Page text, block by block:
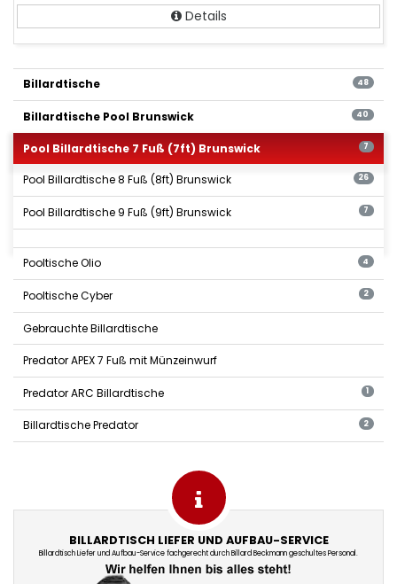
Details
Billardtische 48
Billardtische Pool Brunswick 40
Pool Billardtische 7 Fuß (7ft) Brunswick 7
Pool Billardtische 8 Fuß (8ft) Brunswick 26
Pool Billardtische 9 Fuß (9ft) Brunswick 7
Pooltische Olio 4
Pooltische Cyber 2
Gebrauchte Billardtische
Predator APEX 7 Fuß mit Münzeinwurf
Predator ARC Billardtische 1
Billardtische Predator 2
BILLARDTISCH LIEFER UND AUFBAU-SERVICE
Billardtisch Liefer und Aufbau-Service fachgerecht durch Billard Beckmann geschultes Personal.